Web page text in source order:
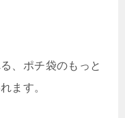
、ポチ袋のもっと
ます。